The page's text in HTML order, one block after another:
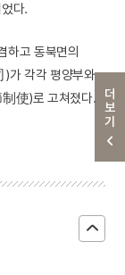
더보기
다.
하고 동북면의
가 각각 평양부와
使)로 고쳐졌다.